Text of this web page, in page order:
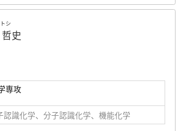
シ
史
専攻
識化学、分子認識化学、機能化学